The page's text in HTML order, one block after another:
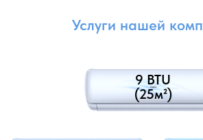
Закрытие декоративным коробом
наружных систем коммуникаций или
крепление их к стене